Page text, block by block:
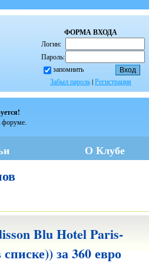
ФОРМА ВХОДА
Логин:
Пароль:
запомнить
Забыл пароль|Регистрация
форуме.
О Клубе
Blu Hotel Paris-
за 360 евро